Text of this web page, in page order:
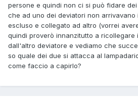
persone e quindi non ci si può fidare
che ad uno dei deviatori non arrivavano
escluso e collegato ad altro (vorrei
quindi proverò innanzitutto a ricollegare
dall'altro deviatore e vediamo che
so quale dei due si attacca al
come faccio a capirlo?